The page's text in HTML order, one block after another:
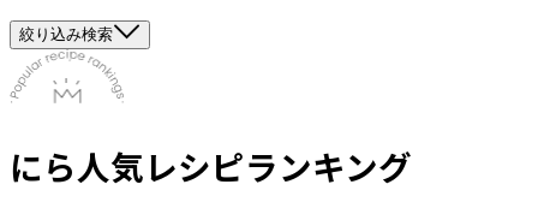
絞り込み検索
にら人気レシピランキング